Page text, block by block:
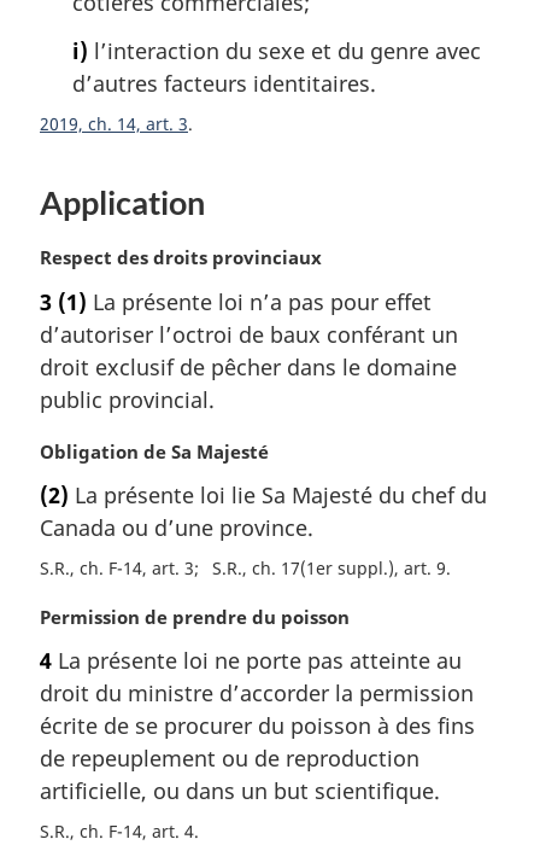
i) l’interaction du sexe et du genre avec
d’autres facteurs identitaires.
2019, ch. 14, art. 3
Application
N
t
e
m
a
r
g
n
a
e
Respect des droits provinciaux
3 (1) La présente loi n’a pas pour effet
d’autoriser l’octroi de baux conférant un
droit exclusif de pêcher dans le domaine
public provincial.
N
t
e
m
r
i
n
a
e
:
Obligation de Sa Majesté
(2) La présente loi lie Sa Majesté du chef du
Canada ou d’une province.
S.R., ch. F-14, art. 3 S.R., ch. 17(1er suppl.), art. 9
N
t
e
m
a
g
i
Permission de prendre du poisson
4 La présente loi ne porte pas atteinte au
droit du ministre d’accorder la permission
écrite de se procurer du poisson à des fins
de repeuplement ou de reproduction
artificielle, ou dans un but scientifique.
S.R., ch. F-14, art. 4